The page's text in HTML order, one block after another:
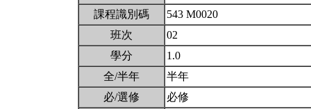
課程識別碼
543 M0020
班次
02
學分
1.0
全/半年
半年
必/選修
必修